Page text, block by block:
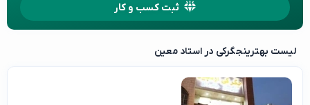
ثبت کسب و کار
لیست بهترینجگرکی در استاد معین